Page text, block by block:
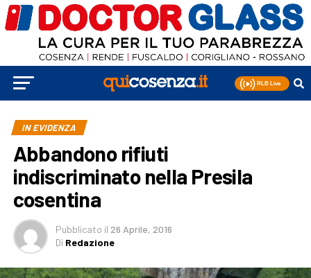
IN EVIDENZA
Abbandono rifiuti
indiscriminato nella Presila
cosentina
Pubblicato il 26 Aprile, 2016
Di Redazione